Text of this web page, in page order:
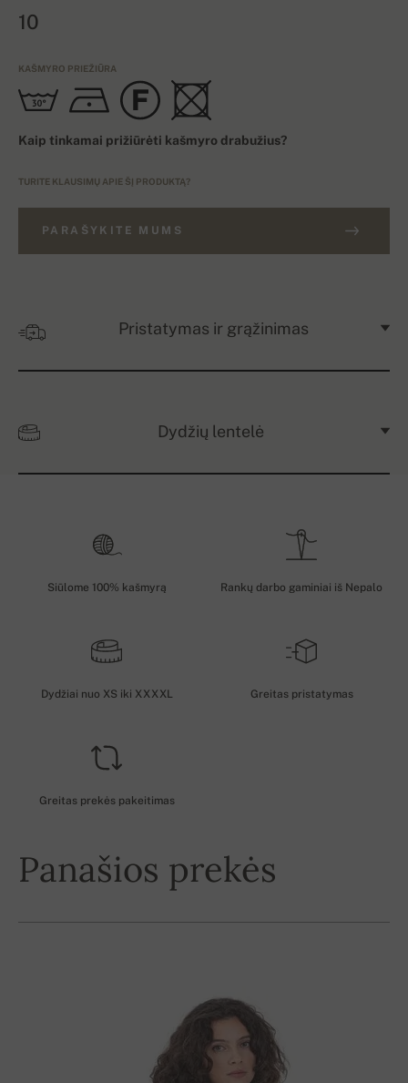
10
KAŠMYRO PRIEŽIŪRA
Kaip tinkamai prižiūrėti kašmyro drabužius?
TURITE KLAUSIMŲ APIE ŠĮ PRODUKTĄ?
PARAŠYKITE MUMS
Pristatymas ir grąžinimas
Dydžių lentelė
Siūlome 100% kašmyrą Rankų darbo gaminiai iš Nepalo
Dydžiai nuo XS iki XXXXL Greitas pristatymas
Greitas prekės pakeitimas
Panašios prekės